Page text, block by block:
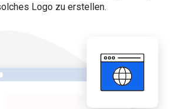
Logo zu erstellen.